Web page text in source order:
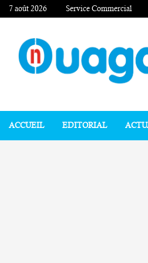
7 août 2026 Service Commercial
ACCUEIL EDITORIAL